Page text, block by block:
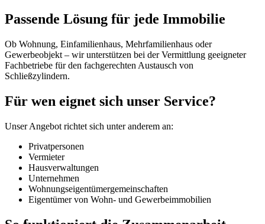
Passende Lösung für jede Immobilie
Ob Wohnung, Einfamilienhaus, Mehrfamilienhaus oder
Gewerbeobjekt – wir unterstützen bei der Vermittlung geeigneter
Fachbetriebe für den fachgerechten Austausch von
Schließzylindern.
Für wen eignet sich unser Service?
Unser Angebot richtet sich unter anderem an:
Privatpersonen
Vermieter
Hausverwaltungen
Unternehmen
Wohnungseigentümergemeinschaften
Eigentümer von Wohn- und Gewerbeimmobilien